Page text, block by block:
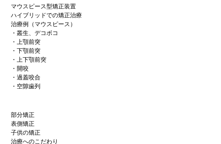
マウスピース型矯正装置
ハイブリッドでの矯正治療
治療例（マウスピース）
・叢生、デコボコ
・上顎前突
・下顎前突
・上下顎前突
・開咬
・過蓋咬合
・空隙歯列
部分矯正
表側矯正
子供の矯正
治療へのこだわり